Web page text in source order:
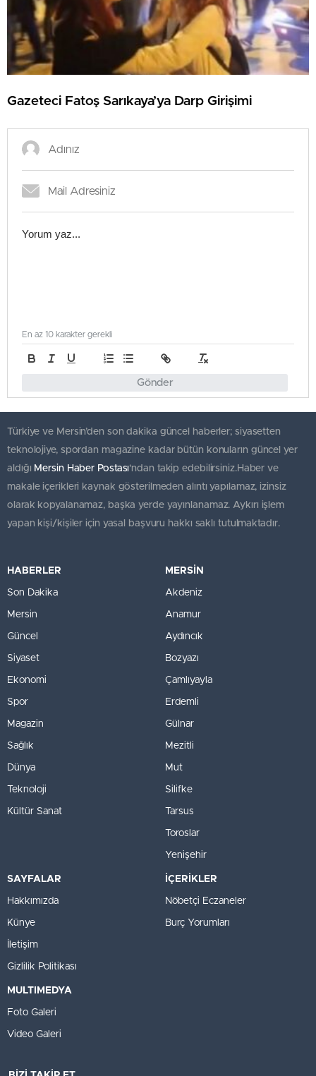
Gazeteci Fatoş Sarıkaya’ya Darp Girişimi
Gönder
En az 10 karakter gerekli
Türkiye ve Mersin’den son dakika güncel haberler; siyasetten
teknolojiye, spordan magazine kadar bütün konuların güncel yer
aldığı Mersin Haber Postası'ndan takip edebilirsiniz.Haber ve
makale içerikleri kaynak gösterilmeden alıntı yapılamaz, izinsiz
olarak kopyalanamaz, başka yerde yayınlanamaz. Aykırı işlem
yapan kişi/kişiler için yasal başvuru hakkı saklı tutulmaktadır.
HABERLER
Son Dakika
Mersin
Güncel
Siyaset
Ekonomi
Spor
Magazin
Sağlık
Dünya
Teknoloji
Kültür Sanat
MERSİN
Akdeniz
Anamur
Aydıncık
Bozyazı
Çamlıyayla
Erdemli
Gülnar
Mezitli
Mut
Silifke
Tarsus
Toroslar
Yenişehir
SAYFALAR
Hakkımızda
Künye
İletişim
Gizlilik Politikası
İÇERİKLER
Nöbetçi Eczaneler
Burç Yorumları
MULTIMEDYA
Foto Galeri
Video Galeri